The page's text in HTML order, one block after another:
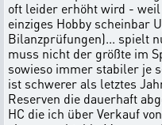
oft leider erhöht wird -
einziges Hobby scheinbar
Bilanzprüfungen)... spielt
muss nicht der größte im
sowieso immer stabiler je
ist schwerer als letztes
Reserven die dauerhaft
HC die ich über Verkauf